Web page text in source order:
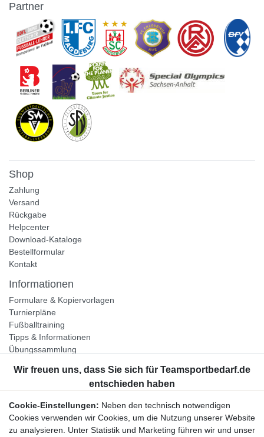
Partner
Shop
Zahlung
Versand
Rückgabe
Helpcenter
Download-Kataloge
Bestellformular
Kontakt
Informationen
Formulare & Kopiervorlagen
Turnierpläne
Fußballtraining
Tipps & Informationen
Übungssammlung
Unternehmen
Widerrufsrecht
Bestellung widerrufen
Cookie-Einstellungen: Neben den technisch notwendigen
Cookies verwenden wir Cookies, um die Nutzung unserer Website
zu analysieren. Unter Statistik und Marketing führen wir und unser